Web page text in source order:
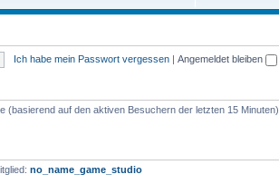
Ich habe mein Passwort vergessen Angemeldet bleiben
(basierend auf den aktiven Besuchern der letzten 15 Minuten)
no_name_game_studio